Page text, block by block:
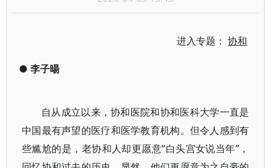
进入专题：协和
● 李子暘
自从成立以来，协和医院和协和医科大学一直是
中国最有声望的医疗和医学教育机构。但令人感到有
些尴尬的是，老协和人却更愿意“白头宫女说当年”，